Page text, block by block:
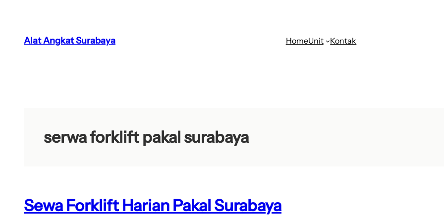
kontenAlat Angkat Surabaya HomeUnit Kontak
serwa forklift pakal surabaya
Sewa Forklift Harian Pakal Surabaya